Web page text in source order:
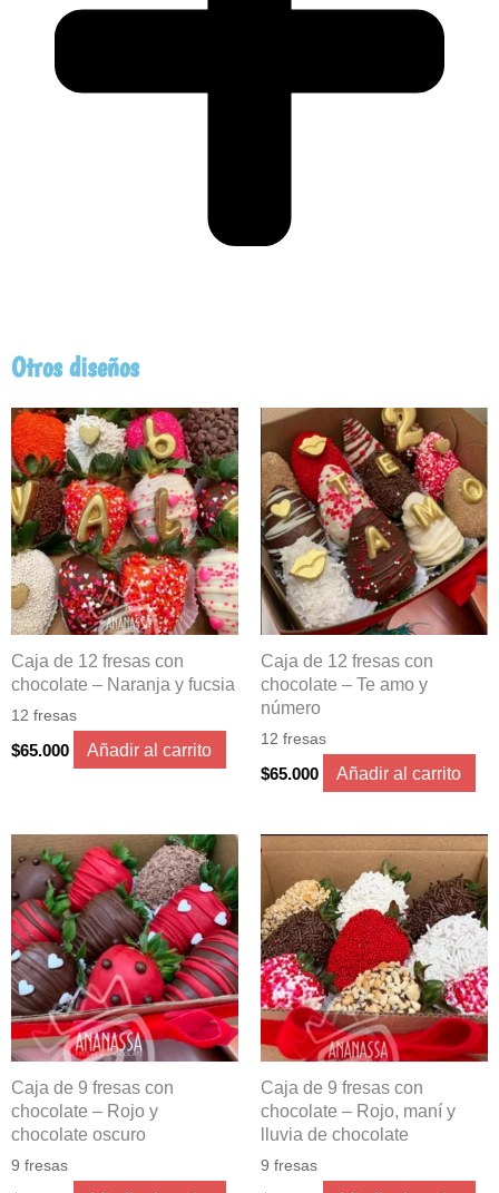
padre
cantidad
Otros diseños
Caja de 12 fresas con
chocolate – Naranja y fucsia
12 fresas
$65.000 Añadir al carrito
Caja de 12 fresas con
chocolate – Te amo y
número
12 fresas
$65.000 Añadir al carrito
Caja de 9 fresas con
chocolate – Rojo y
chocolate oscuro
9 fresas
Caja de 9 fresas con
chocolate – Rojo, maní y
lluvia de chocolate
9 fresas